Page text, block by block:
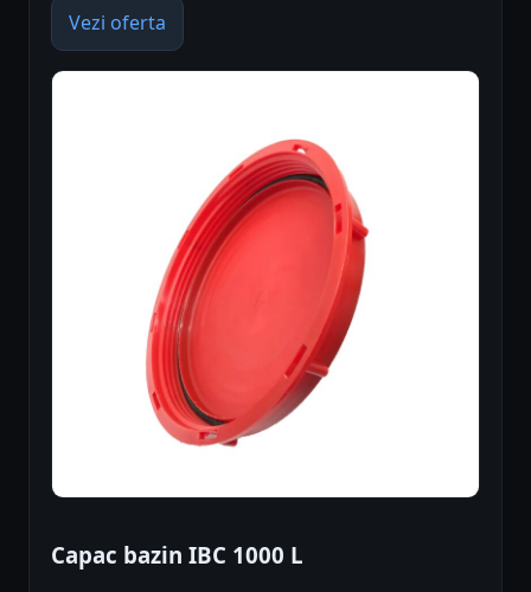
Vezi oferta
Capac bazin IBC 1000 L